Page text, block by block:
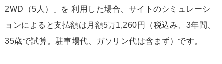
2WD（5人）」を 利用した場合、サイトのシミュレーシ
ョンによると支払額は月額5万1,260円（税込み、3年間、
35歳で試算。駐車場代、ガソリン代は含まず）です。